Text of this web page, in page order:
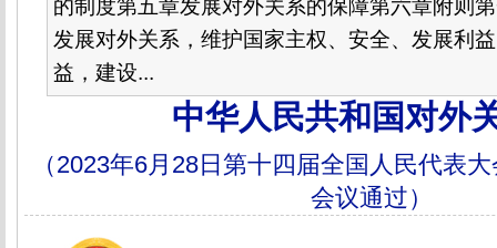
的制度第五章发展对外关系的保障第六章附则
发展对外关系，维护国家主权、安全、发展利
益，建设...
中华人民共和国对外
（2023年6月28日第十四届全国人民代表
会议通过）